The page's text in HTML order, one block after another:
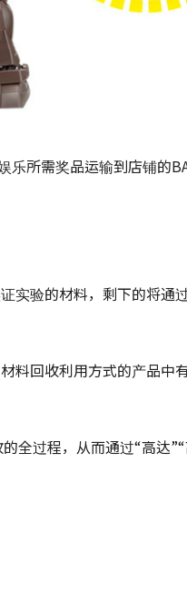
所需奖品运输到店铺的
实验的材料，剩下的将通
料回收利用方式的产品中
全过程，从而通过“高达